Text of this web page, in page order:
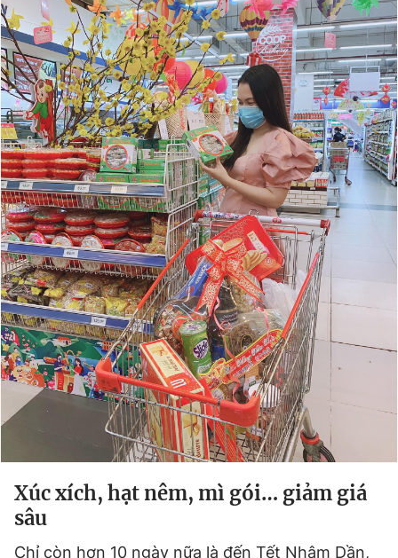
Đọc Thanh Niên trên điện thoại
Theo dõi báo trên
Hotline
0906 645 777
Liên hệ quảng cáo
0908 780 404
Đặt báo Quảng cáo RSS Tòa soạn Chính sách bảo
Tổng biên tập: Nguyễn Ngọc Toàn
Phó tổng biên tập thường trực: Hải Thành
Phó tổng biên tập: Lâm Hiếu Dũng
Phó tổng biên tập: Trần Việt Hưng
Tổng thư ký tòa soạn: Đức Trung
© 2003-2026 Bản quyền thuộc về Báo Thanh Niên. Cấm sao
chép dưới mọi hình thức nếu không có sự chấp thuận bằng văn
bản. Phát triển bởi ePi Technologies, JSC.
Xúc xích, hạt nêm, mì gói… giảm giá
sâu
Chỉ còn hơn 10 ngày nữa là đến Tết Nhâm Dần,